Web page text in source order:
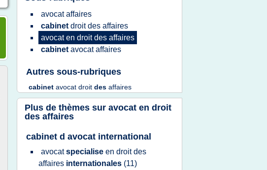
avocat affaires
cabinet droitdes affaires
avocaten droitdes affaires
cabinet avocat affaires
Autres sous-rubriques
cabinet avocat droit des affaires
Plus de thèmes sur avocat en droit
des affaires
cabinet d avocat international
avocatspecialise en droitdes
affaires internationales (11)